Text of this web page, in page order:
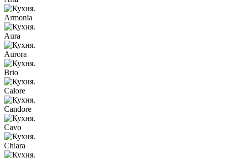
Armonia
Aura
Aurora
Brio
Calore
Candore
Cavo
Chiara